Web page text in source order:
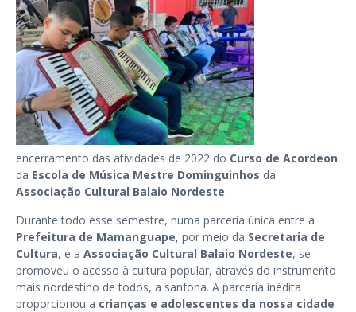
encerramento das atividades de 2022 do Curso de Acordeon
da Escola de Música Mestre Dominguinhos da
Associação Cultural Balaio Nordeste.
Durante todo esse semestre, numa parceria única entre a
Prefeitura de Mamanguape, por meio da Secretaria de
Cultura, e a Associação Cultural Balaio Nordeste, se
promoveu o acesso à cultura popular, através do instrumento
mais nordestino de todos, a sanfona. A parceria inédita
proporcionou a crianças e adolescentes da nossa cidade